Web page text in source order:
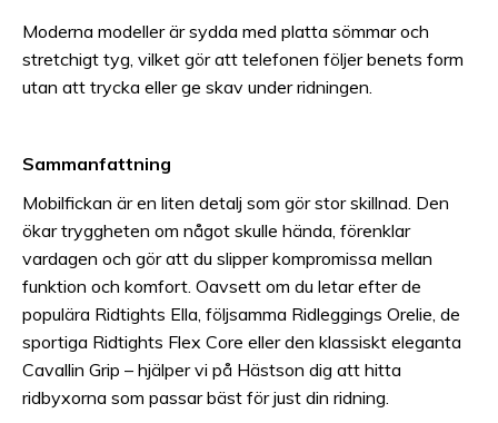
Moderna modeller är sydda med platta sömmar och
stretchigt tyg, vilket gör att telefonen följer benets form
utan att trycka eller ge skav under ridningen.
Sammanfattning
Mobilfickan är en liten detalj som gör stor skillnad. Den
ökar tryggheten om något skulle hända, förenklar
vardagen och gör att du slipper kompromissa mellan
funktion och komfort. Oavsett om du letar efter de
populära Ridtights Ella, följsamma Ridleggings Orelie, de
sportiga Ridtights Flex Core eller den klassiskt eleganta
Cavallin Grip – hjälper vi på Hästson dig att hitta
ridbyxorna som passar bäst för just din ridning.